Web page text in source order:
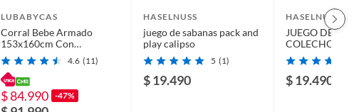
LUBABYCAS
Corral Bebe Armado
153x160cm Con
Accesorios Lubabycas
4.6 (11)
$ 84.990 -47%
HASELNUSS
juego de sabanas pack and
play calipso
5 (1)
$ 19.490
HASELNUSS
JUEGO DE
COLECHO
GRISES
$ 19.490